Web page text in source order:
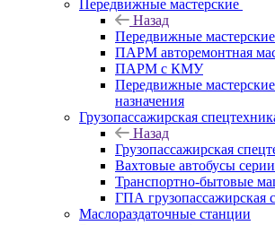
Передвижные мастерские
Назад
Передвижные мастерские
ПАРМ авторемонтная
ПАРМ с КМУ
Передвижные
назначения
Грузопассажирская
Назад
Грузопассажирская
Вахтовые автобусы
Транспортно-бытовые
ГПА грузопассажирская
Маслораздаточные станции